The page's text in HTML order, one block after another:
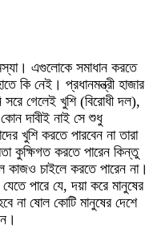
এগুলোকে সমাধান করতে
কি নেই। প্রধানমন্ত্রী হাজার
গেলেই খুশি (বিরোধী দল),
দাবীই নাই সে শুধু
খুশি করতে পারবেন না তারা
কুক্ষিগত করতে পারেন কিন্তু
কাজও চাইলে করতে পারেন না।
পারে যে, দয়া করে মানুষের
না ষোল কোটি মানুষের দেশে